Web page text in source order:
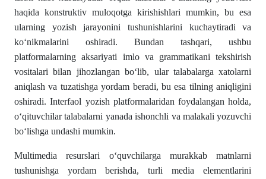
haqida konstruktiv muloqotga kirishishlari mumkin, bu esa
ularning yozish jarayonini tushunishlarini kuchaytiradi va
koʻnikmalarini oshiradi. Bundan tashqari, ushbu
platformalarning aksariyati imlo va grammatikani tekshirish
vositalari bilan jihozlangan boʻlib, ular talabalarga xatolarni
aniqlash va tuzatishga yordam beradi, bu esa tilning aniqligini
oshiradi. Interfaol yozish platformalaridan foydalangan holda,
oʻqituvchilar talabalarni yanada ishonchli va malakali yozuvchi
boʻlishga undashi mumkin.
Multimedia resurslari oʻquvchilarga murakkab matnlarni
tushunishga yordam berishda, turli media elementlarini